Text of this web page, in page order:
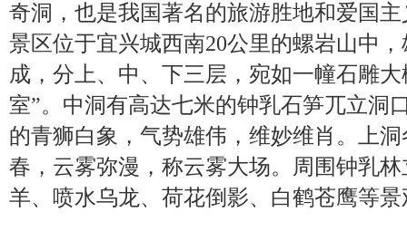
奇洞，也是我国著名的旅游胜地和爱国
景区位于宜兴城西南20公里的螺岩山中
成，分上、中、下三层，宛如一幢石雕
室”。中洞有高达七米的钟乳石笋兀立洞
的青狮白象，气势雄伟，维妙维肖。上
春，云雾弥漫，称云雾大场。周围钟乳
羊、喷水乌龙、荷花倒影、白鹤苍鹰等